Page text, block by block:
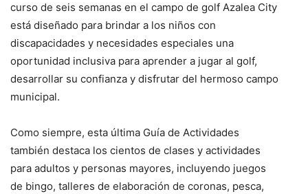
curso de seis semanas en el campo de golf Azalea City
está diseñado para brindar a los niños con
discapacidades y necesidades especiales una
oportunidad inclusiva para aprender a jugar al golf,
desarrollar su confianza y disfrutar del hermoso campo
municipal.
Como siempre, esta última Guía de Actividades
también destaca los cientos de clases y actividades
para adultos y personas mayores, incluyendo juegos
de bingo, talleres de elaboración de coronas, pesca,